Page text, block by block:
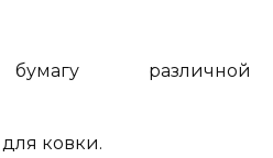
различной
ковки.